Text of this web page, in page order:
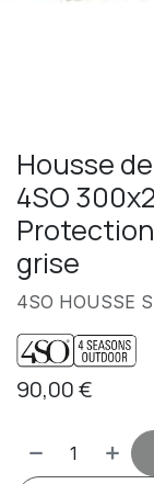
Housse
4SO
grise
4SO HOUSSE
90,00€